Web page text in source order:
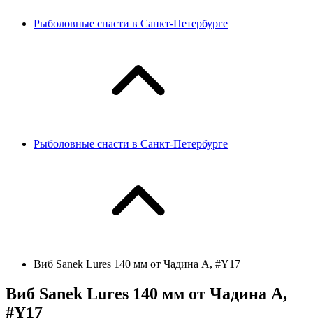
Рыболовные снасти в Санкт-Петербурге
Рыболовные снасти в Санкт-Петербурге
Виб Sanek Lures 140 мм от Чадина А, #Y17
Виб Sanek Lures 140 мм от Чадина А,
#Y17